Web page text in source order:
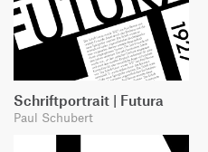
Schriftportrait | Futura
Paul Schubert